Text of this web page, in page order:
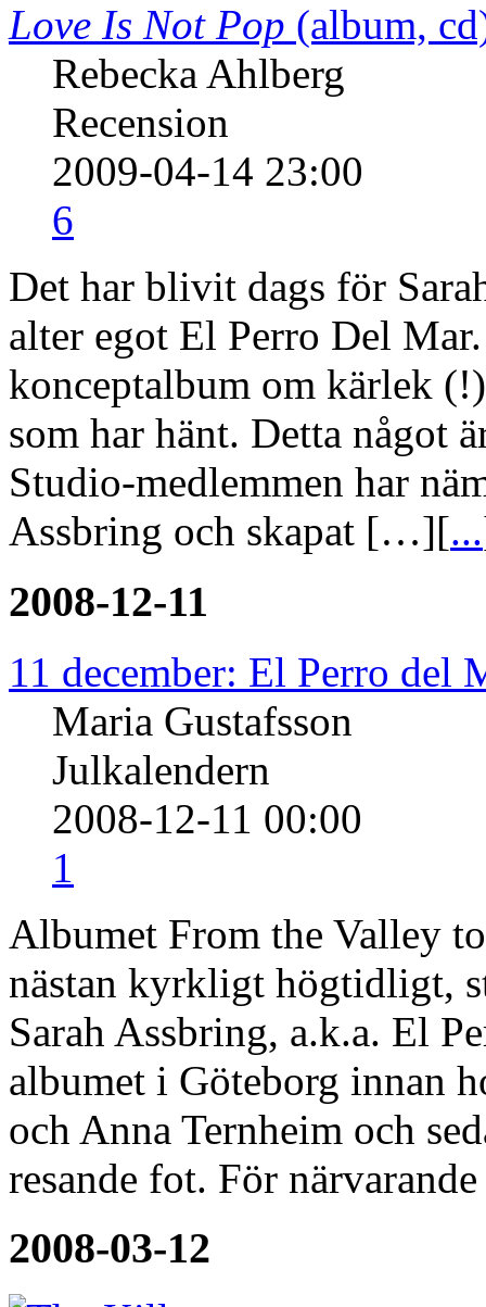
Love Is Not Pop (album,
Rebecka Ahlberg
Recension
2009-04-14 23:00
6
Det har blivit dags för
alter egot El Perro Del
konceptalbum om kärlek
som har hänt. Detta något
Studio-medlemmen har
Assbring och skapat […][...
2008-12-11
11 december: El Perro del
Maria Gustafsson
Julkalendern
2008-12-11 00:00
1
Albumet From the Valley
nästan kyrkligt högtidligt,
Sarah Assbring, a.k.a. El
albumet i Göteborg innan
och Anna Ternheim och
resande fot. För
2008-03-12